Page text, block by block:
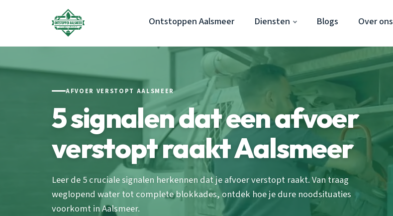
Ontstoppen Aalsmeer Diensten Blogs Over ons
AFVOER VERSTOPT AALSMEER
5 signalen dat een afvoer
verstopt raakt Aalsmeer
Leer de 5 cruciale signalen herkennen dat je afvoer verstopt raakt. Van traag
weglopend water tot complete blokkades, ontdek hoe je dure noodsituaties
voorkomt in Aalsmeer.